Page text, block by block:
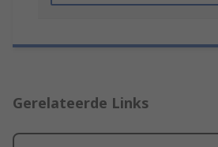
Gerelateerde Links